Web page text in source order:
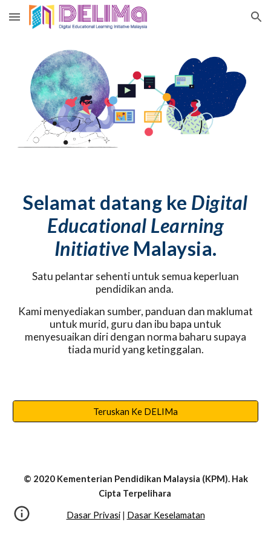
Skip to main content Skip to navigation
Selamat datang ke Digital
Educational Learning
Initiative Malaysia.
Satu pelantar sehenti untuk semua keperluan
pendidikan anda.
Kami menyediakan sumber, panduan dan maklumat
untuk murid, guru dan ibu bapa untuk
menyesuaikan diri dengan norma baharu supaya
tiada murid yang ketinggalan.
Teruskan Ke DELIMa
© 2020 Kementerian Pendidikan Malaysia (KPM). Hak
Cipta Terpelihara
Dasar Privasi| Dasar Keselamatan